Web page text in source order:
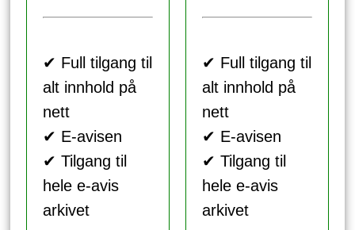
✔ Full tilgang til
alt innhold på
nett
✔ E-avisen
✔ Tilgang til
hele e-avis
arkivet
✔ Full tilgang til
alt innhold på
nett
✔ E-avisen
✔ Tilgang til
hele e-avis
arkivet